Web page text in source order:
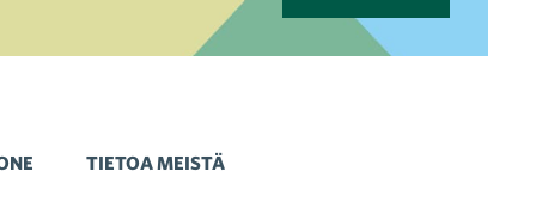
TIETOA MEISTÄ